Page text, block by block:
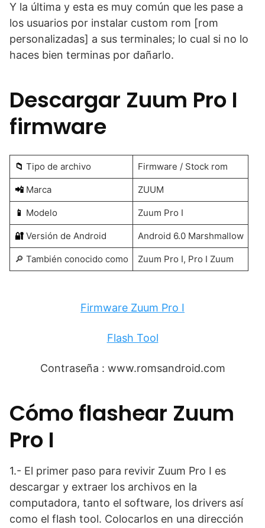
Y la última y esta es muy común que les pase a
los usuarios por instalar custom rom [rom
personalizadas] a sus terminales; lo cual si no lo
haces bien terminas por dañarlo.
Descargar Zuum Pro I
firmware
📁 Tipo de archivo Firmware / Stock rom
📲Marca ZUUM
📱 Modelo Zuum Pro I
🔐Versión de Android Android 6.0 Marshmallow
🔎 También conocido como Zuum Pro I, Pro I Zuum
Firmware Zuum Pro I
Flash Tool
Contraseña : www.romsandroid.com
Cómo flashear Zuum
Pro I
1.- El primer paso para revivir Zuum Pro I es
descargar y extraer los archivos en la
computadora, tanto el software, los drivers así
como el flash tool. Colocarlos en una dirección